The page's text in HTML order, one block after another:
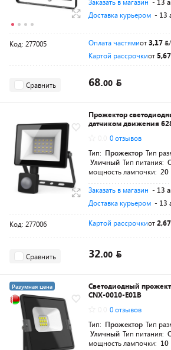
Доставка курьером - 13
Код: 277005 Оплата частямиот3,17
Картой рассрочкиот 5,67
Сравнить 68.00
Прожектор
датчиком движения
0 отзывов
Тип: Прожектор Тип
Уличный Тип питания:
мощность лампочки: 20
Заказать в магазин - 13
Доставка курьером - 13
Код: 277006 Картой рассрочкиот2,67
Сравнить 32.00
Разумная цена
Светодиодный
CNX-0010-E01B
0 отзывов
Тип: Прожектор Тип
Уличный Тип питания:
мощность лампочки: 10